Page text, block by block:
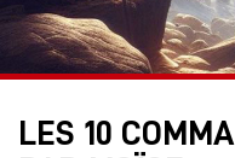
LES 10